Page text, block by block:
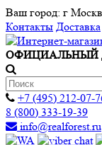
Ваш город: г
Контакты Доставка
ОФИЦИАЛЬНЫЙ
+7 (495) 212-07-
8 (800) 333-19-39
info@realforest.ru